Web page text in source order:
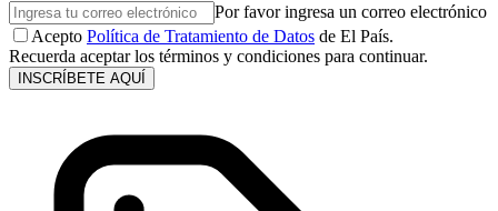
Por favor ingresa un correo electrónico
Acepto Política de Tratamiento de Datos de El País.
Recuerda aceptar los términos y condiciones para continuar.
INSCRÍBETE AQUÍ